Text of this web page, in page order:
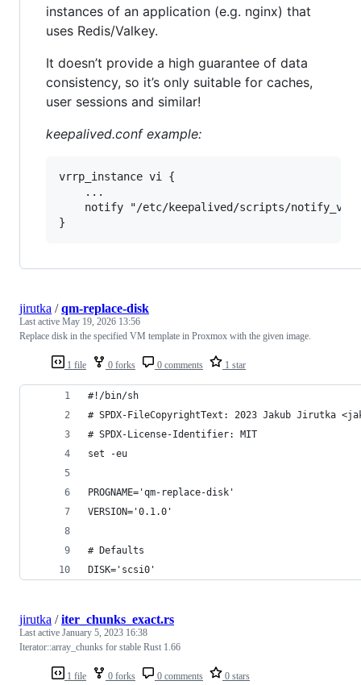
instances of an application (e.g. nginx) that
uses Redis/Valkey.
It doesn’t provide a high guarantee of data
consistency, so it’s only suitable for caches,
user sessions and similar!
keepalived.conf example:
vrrp_instance vi {
    ...
notify "/etc/keepalived/scripts/
1 file 0 forks 0 comments 1 star
jirutka /qm-replace-disk
Last active May 19, 2026 13:56
Replace disk in the specified VM template in Proxmox with the given image.
#!/bin/sh
# SPDX-FileCopyrightText: 2023 Jakub Jirutka
# SPDX-License-Identifier: MIT
set -eu
PROGNAME='qm-replace-disk'
VERSION='0.1.0'
# Defaults
DISK='scsi0'
1 file 0 forks 0 comments 0 stars
jirutka /iter_chunks_exact.rs
Last active January 5, 2023 16:38
Iterator::array_chunks for stable Rust 1.66